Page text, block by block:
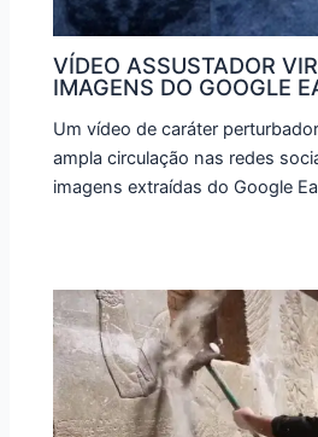
VÍDEO ASSUSTADOR
IMAGENS DO GOOGLE
Um vídeo de caráter
ampla circulação nas redes
imagens extraídas do Google